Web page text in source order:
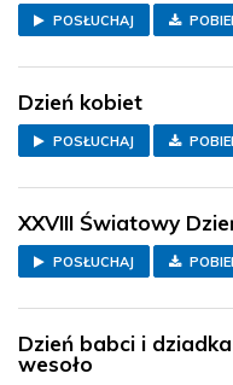
POSŁUCHAJ
Dzień kobiet
POSŁUCHAJ
XXVIII Światowy
POSŁUCHAJ
Dzień babci i
wesoło